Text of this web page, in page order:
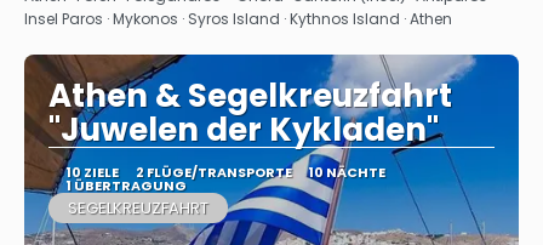
Insel Paros · Mykonos · Syros Island · Kythnos Island · Athen
Athen & Segelkreuzfahrt
"Juwelen der Kykladen"
10 ZIELE 2 FLÜGE/TRANSPORTE 10 NÄCHTE
1 ÜBERTRAGUNG
SEGELKREUZFAHRT